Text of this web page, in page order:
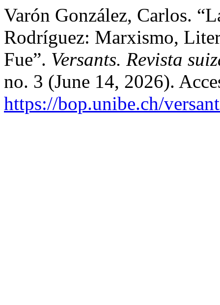
Varón González, Carlos.
Rodríguez: Marxismo,
Fue”. Versants. Revista
no. 3 (June 14, 2026).
https://bop.unibe.ch/